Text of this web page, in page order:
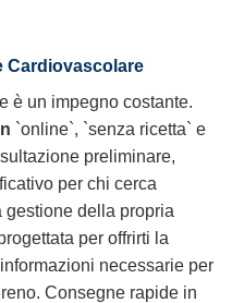
Cardiovascolare
è un impegno costante.
`online`, `senza ricetta` e
preliminare,
per chi cerca
della propria
per offrirti la
necessarie per
Consegne rapide in